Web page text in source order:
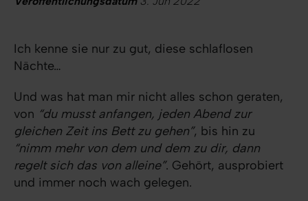
Ich kenne sie nur zu gut, diese schlaflosen
Nächte…
Und was hat man mir nicht alles schon geraten,
von “du musst anfangen, jeden Abend zur
gleichen Zeit ins Bett zu gehen”, bis hin zu
“nimm mehr von dem und dem zu dir, dann
regelt sich das von alleine”. Gehört, ausprobiert
und immer noch wach gelegen.